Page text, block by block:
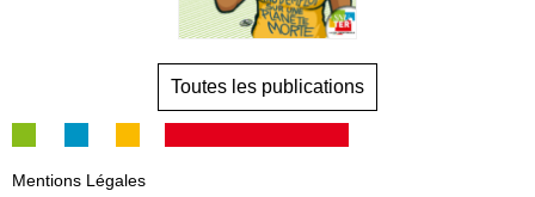
Toutes les publications
Mentions Légales